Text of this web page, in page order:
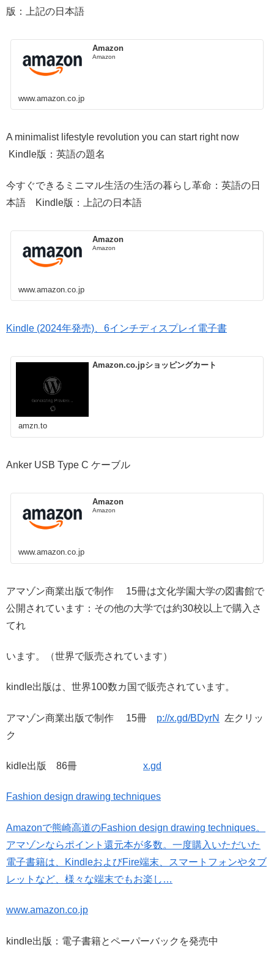
版：上記の日本語
Amazon
Amazon
www.amazon.co.jp
A minimalist lifestyle revolution you can start right now
Kindle版：英語の題名
今すぐできるミニマル生活の生活の暮らし革命：英語の日
本語 Kindle版：上記の日本語
Amazon
Amazon
www.amazon.co.jp
Kindle (2024年発売)、6インチディスプレイ電子書
Amazon.co.jpショッピングカート
amzn.to
Anker USB Type C ケーブル
Amazon
Amazon
www.amazon.co.jp
アマゾン商業出版で制作 15冊は文化学園大学の図書館で
公開されています：その他の大学では約30校以上で購入さ
てれ
います。（世界で販売されています）
kindle出版は、世界100数カ国で販売されています。
アマゾン商業出版で制作 15冊 p://x.gd/BDyrN
左クリッ
ク
kidle出版 86冊 x.gd
Fashion design drawing techniques
Amazonで熊崎高道のFashion design drawing techniques。
アマゾンならポイント還元本が多数。一度購入いただいた
電子書籍は、KindleおよびFire端末、スマートフォンやタブ
レットなど、様々な端末でもお楽し…
www.amazon.co.jp
kindle出版：電子書籍とペーパーバックを発売中